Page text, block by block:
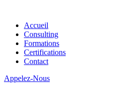
Accueil
Consulting
Formations
Certifications
Contact
Appelez-Nous